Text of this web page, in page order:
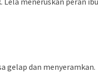
gelap dan menyeramkan.